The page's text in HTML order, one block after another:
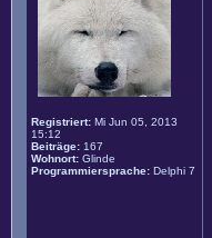
Registriert: Mi Jun 05, 2013
15:12
Beiträge: 167
Wohnort: Glinde
Programmiersprache: Delphi 7